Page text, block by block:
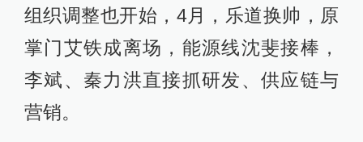
组织调整也开始，4月，乐道换帅，原
掌门艾铁成离场，能源线沈斐接棒，
李斌、秦力洪直接抓研发、供应链与
营销。